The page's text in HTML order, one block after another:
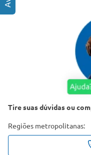
Tire suas dúvidas ou
Regiões metropolitanas: